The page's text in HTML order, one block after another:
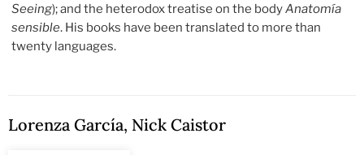
Seeing); and the heterodox treatise on the bodyAnatomía
sensible. His books have been translated to more than
twenty languages.
Lorenza García, Nick Caistor